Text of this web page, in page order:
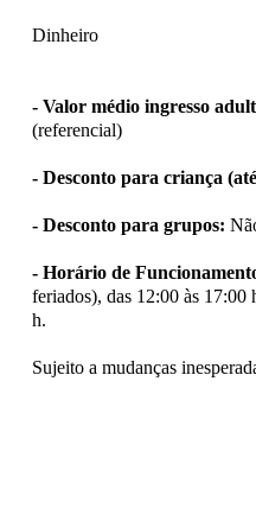
Dinheiro
- Valor médio ingresso
(referencial)
- Desconto para criança
- Desconto para grupos:
- Horário de
feriados), das 12:00 às
h.
Sujeito a mudanças